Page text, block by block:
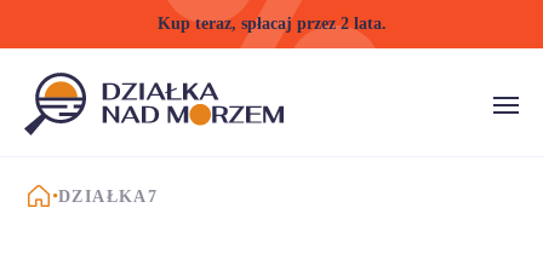
Kup teraz, spłacaj przez 2 lata.
STRONA GŁÓWNA
DZIAŁKA7